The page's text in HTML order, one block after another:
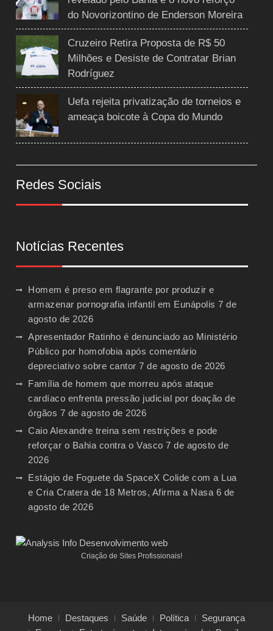
do Novorizontino de Enderson Moreira
Cruzeiro Retira Proposta de R$ 50
Milhões e Desiste de Contratar Brian
Rodríguez
Uefa rejeita privatização de torneios e
ameaça boicote à Copa do Mundo
Redes Sociais
Notícias Recentes
Homem é preso em flagrante por produzir e
armazenar pornografia infantil em Eunápolis 7 de
agosto de 2026
Apresentador Ratinho é denunciado ao Ministério
Público por homofobia após comentário
depreciativo sobre cantor 7 de agosto de 2026
Família de homem que morreu após ataque
cardíaco enfrenta pressão judicial por doação de
órgãos 7 de agosto de 2026
Caio Alexandre treina sem restrições e pode
reforçar o Bahia contra o Vasco 7 de agosto de
2026
Estágio de Foguete da SpaceX Colide com a Lua
e Cria Cratera de 18 Metros, Afirma a Nasa 6 de
agosto de 2026
Criação de Sites Profissionais!
Home Destaques Saúde Política
Segurança